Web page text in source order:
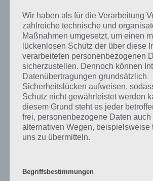
Entwickler die Lösungen immer mal wieder
Darum geht es bei 94%
Was ist 94%? In der App 94% musst du auf
einer Aussage die Antworten herausfinden, die
am häufigsten genannt worden sind. Nur so
Level freischalten. Zusammenaddiert ergeben
Prozent, wovon die App ihren Namen hat.
Prozent ein Wort und Rätsel-Spiel. Bereits über
wurde die App mittlerweile heruntergeladen
Wir haben als für die Verarbeitung
zahlreiche technische und
Maßnahmen umgesetzt, um einen
lückenlosen Schutz der über diese
verarbeiteten personenbezogenen
sicherzustellen. Dennoch können
Datenübertragungen grundsätzlich
Sicherheitslücken aufweisen,
Schutz nicht gewährleistet werden
diesem Grund steht es jeder
frei, personenbezogene Daten auch
alternativen Wegen, beispielsweise
uns zu übermitteln.
Begriffsbestimmungen